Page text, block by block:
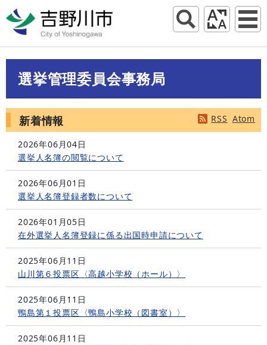
選挙管理委員会事務局
RSS Atom
新着情報
2026年06月04日
選挙人名簿の閲覧について
2026年06月01日
選挙人名簿登録者数について
2026年01月05日
在外選挙人名簿登録に係る出国時申請について
2025年06月11日
山川第６投票区〈高越小学校（ホール）〉
2025年06月11日
鴨島第１投票区〈鴨島小学校（図書室）〉
2025年06月11日